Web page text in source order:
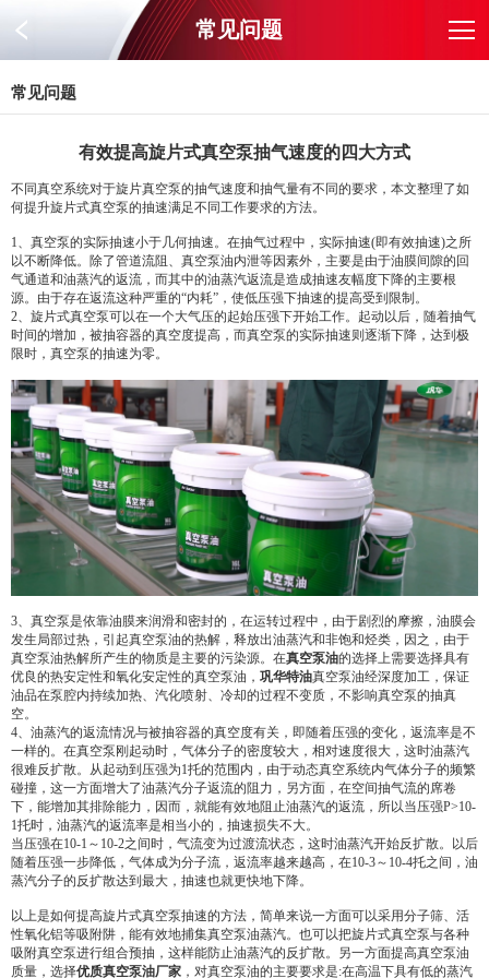
常见问题
常见问题
有效提高旋片式真空泵抽气速度的四大方式
不同真空系统对于旋片真空泵的抽气速度和抽气量有不同的要求，本文整理了如
何提升旋片式真空泵的抽速满足不同工作要求的方法。
1、真空泵的实际抽速小于几何抽速。在抽气过程中，实际抽速(即有效抽速)之所
以不断降低。除了管道流阻、真空泵油内泄等因素外，主要是由于油膜间隙的回
气通道和油蒸汽的返流，而其中的油蒸汽返流是造成抽速友幅度下降的主要根
源。由于存在返流这种严重的“内耗”，使低压强下抽速的提高受到限制。
2、旋片式真空泵可以在一个大气压的起始压强下开始工作。起动以后，随着抽气
时间的增加，被抽容器的真空度提高，而真空泵的实际抽速则逐渐下降，达到极
限时，真空泵的抽速为零。
3、真空泵是依靠油膜来润滑和密封的，在运转过程中，由于剧烈的摩擦，油膜会
发生局部过热，引起真空泵油的热解，释放出油蒸汽和非饱和烃类，因之，由于
真空泵油热解所产生的物质是主要的污染源。在真空泵油的选择上需要选择具有
优良的热安定性和氧化安定性的真空泵油， 巩华特油真空泵油经深度加工，保证
油品在泵腔内持续加热、汽化喷射、冷却的过程不变质，不影响真空泵的抽真
空。
4、油蒸汽的返流情况与被抽容器的真空度有关，即随着压强的变化，返流率是不
一样的。在真空泵刚起动时，气体分子的密度较大，相对速度很大，这时油蒸汽
很难反扩散。从起动到压强为1托的范围内，由于动态真空系统内气体分子的频繁
碰撞，这一方面增大了油蒸汽分子返流的阻力，另方面，在空间抽气流的席卷
下，能增加其排除能力，因而，就能有效地阻止油蒸汽的返流，所以当压强P>10-
1托时，油蒸汽的返流率是相当小的，抽速损失不大。
当压强在10-1～10-2之间时，气流变为过渡流状态，这时油蒸汽开始反扩散。以后
随着压强一步降低，气体成为分子流，返流率越来越高，在10-3～10-4托之间，油
蒸汽分子的反扩散达到最大，抽速也就更快地下降。
以上是如何提高旋片式真空泵抽速的方法，简单来说一方面可以采用分子筛、活
性氧化铝等吸附阱，能有效地捕集真空泵油蒸汽。也可以把旋片式真空泵与各种
吸附真空泵进行组合预抽，这样能防止油蒸汽的反扩散。另一方面提高真空泵油
质量，选择优质真空泵油厂家 ，对真空泵油的主要要求是:在高温下具有低的蒸汽